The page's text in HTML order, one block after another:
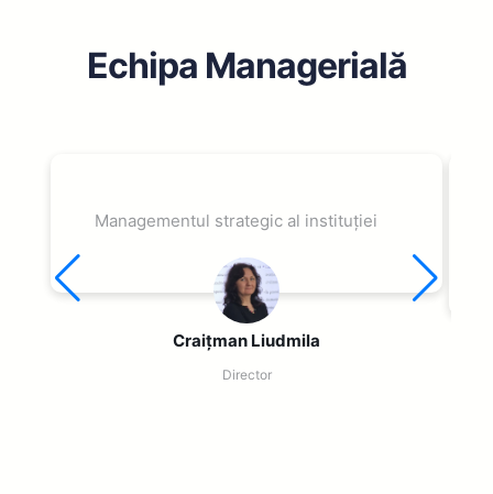
Echipa Managerială
Craițman Liudmila
Director
Managementul strategic al instituției